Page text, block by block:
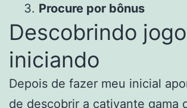
Procure por bônus
Descobrindo
iniciando
Depois de fazer meu inicial
de descobrir a cativante gama